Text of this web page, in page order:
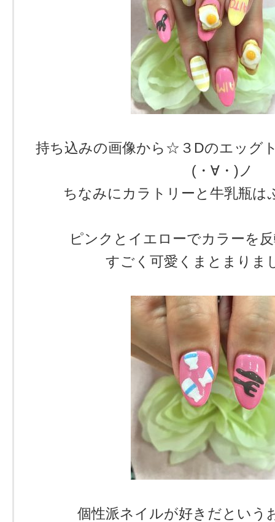
持ち込みの画像から☆３Dのエッグ
(・∀・)ノ
ちなみにカラトリーと牛乳瓶は
ピンクとイエローでカラーを
すごく可愛くまとまりま
個性派ネイルが好きだという